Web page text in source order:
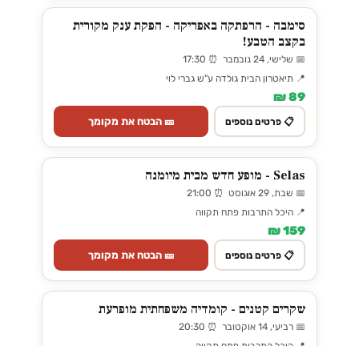
סימבה - הרפתקה באפריקה - הפקת ענק מקורית
בקצב הטבע!
📅 שלישי, 24 נובמבר ⏰ 17:30
📍 תיאטרון הבית גולדה ע"ש גברי לוי
89 ₪
📋 פרטים נוספים 🎫 הבטח את מקומך
Selas - מופע חדש מבית מיומנה
📅 שבת, 29 אוגוסט ⏰ 21:00
📍 היכל התרבות פתח תקווה
159 ₪
📋 פרטים נוספים 🎫 הבטח את מקומך
שקרים קטנים - קומדיה משפחתית מופרעת
📅 רביעי, 14 אוקטובר ⏰ 20:30